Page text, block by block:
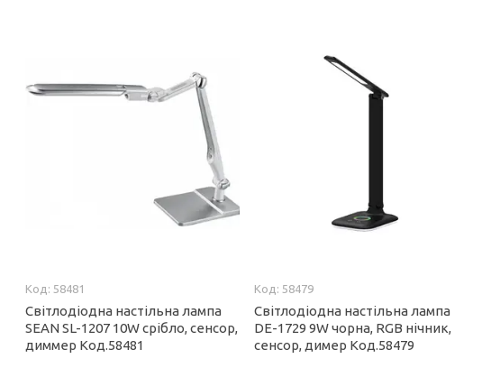
58481
Світлодіодна настільна лампа
SEAN SL-1207 10W срібло, сенсор,
диммер Код.58481
58479
Світлодіодна настільна лампа
DE-1729 9W чорна, RGB нічник,
сенсор, димер Код.58479